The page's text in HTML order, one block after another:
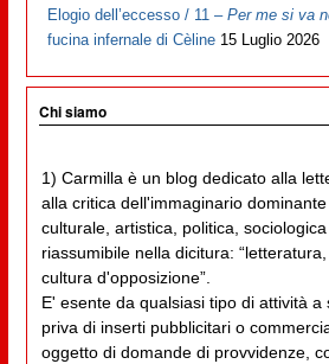
Elogio dell’eccesso / 11 –Per me si va
fucina infernale di Cèline 15 Luglio 2026
Chi siamo
1) Carmilla è un blog dedicato alla
alla critica dell'immaginario
culturale, artistica, politica,
riassumibile nella dicitura:
cultura d'opposizione”.
E' esente da qualsiasi tipo di attività a
priva di inserti pubblicitari o
oggetto di domande di provvidenze,